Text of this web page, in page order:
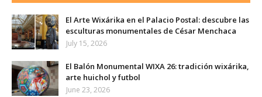
El Arte Wixárika en el Palacio Postal: descubre las
esculturas monumentales de César Menchaca
July 15, 2026
El Balón Monumental WIXA 26: tradición wixárika,
arte huichol y futbol
June 23, 2026